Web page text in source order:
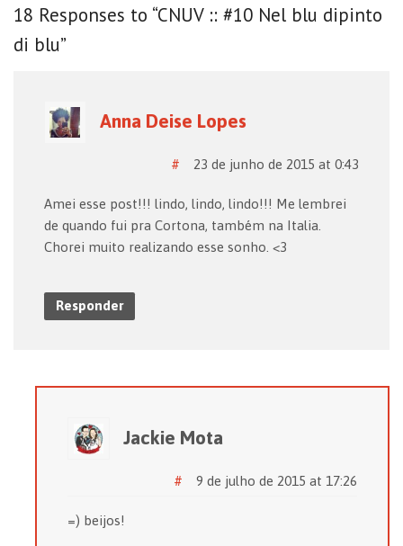
18 Responses to “CNUV :: #10 Nel blu dipinto
di blu”
Anna Deise Lopes
23 de junho de 2015 at 0:43
#
Amei esse post!!! lindo, lindo, lindo!!! Me lembrei
de quando fui pra Cortona, também na Italia.
Chorei muito realizando esse sonho. <3
Responder
Jackie Mota
9 de julho de 2015 at 17:26
#
=) beijos!